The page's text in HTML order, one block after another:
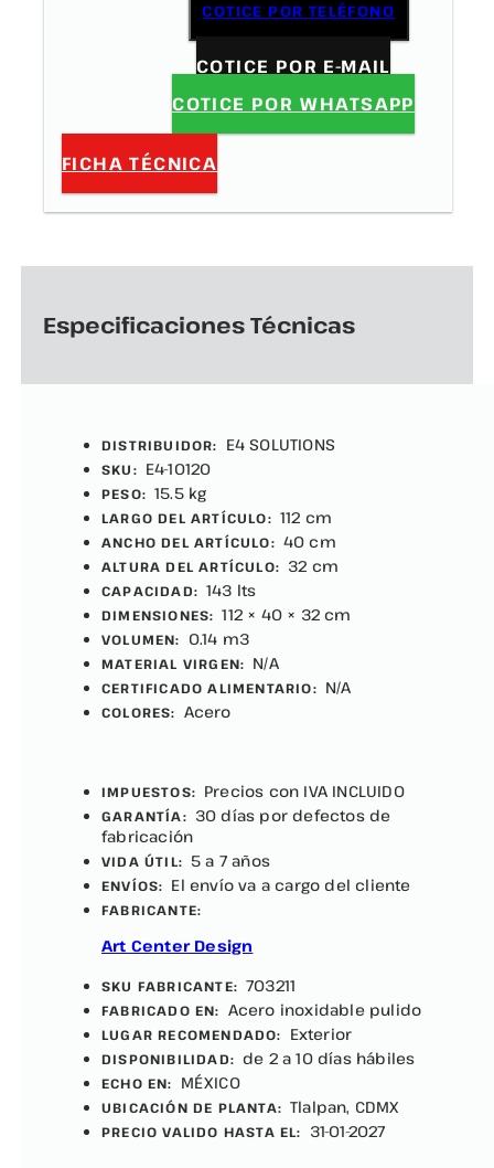
COTICE POR TELÉFONO
COTICE POR E-MAIL
COTICE POR WHATSAPP
FICHA TÉCNICA
Especificaciones Técnicas
DISTRIBUIDOR: E4 SOLUTIONS
SKU: E4-10120
PESO: 15.5 kg
LARGO DEL ARTÍCULO: 112 cm
ANCHO DEL ARTÍCULO: 40 cm
ALTURA DEL ARTÍCULO: 32 cm
CAPACIDAD: 143 lts
DIMENSIONES: 112 × 40 × 32 cm
VOLUMEN: 0.14 m3
MATERIAL VIRGEN: N/A
CERTIFICADO ALIMENTARIO: N/A
COLORES: Acero
IMPUESTOS: Precios con IVA INCLUIDO
GARANTÍA: 30 días por defectos de
fabricación
VIDA ÚTIL: 5 a 7 años
ENVÍOS: El envío va a cargo del cliente
FABRICANTE:
Art Center Design
SKU FABRICANTE: 703211
FABRICADO EN: Acero inoxidable pulido
LUGAR RECOMENDADO: Exterior
DISPONIBILIDAD: de 2 a 10 días hábiles
ECHO EN: MÉXICO
UBICACIÓN DE PLANTA: Tlalpan, CDMX
PRECIO VALIDO HASTA EL: 31-01-2027